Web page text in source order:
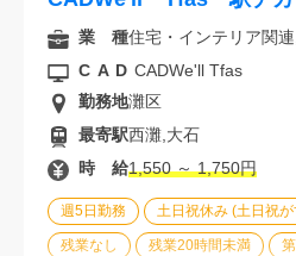
週5日勤務 土日祝休み (土日祝
残業なし 残業20時間未満
業 種住宅・インテリア関
CAD CADWe'll Tfas
勤務地灘区
最寄駅西灘,大石
時 給1,550 ～ 1,750円